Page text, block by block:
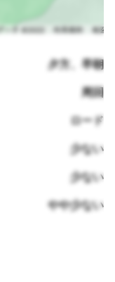
夕方、早朝
周回
ロード
少ない
少ない
やや少ない